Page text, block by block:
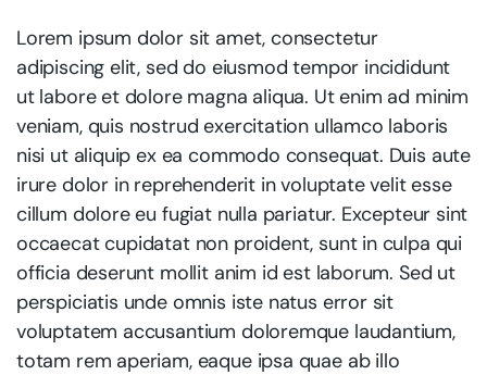
Lorem ipsum dolor sit amet, consectetur
adipiscing elit, sed do eiusmod tempor incididunt
ut labore et dolore magna aliqua. Ut enim ad minim
veniam, quis nostrud exercitation ullamco laboris
nisi ut aliquip ex ea commodo consequat. Duis aute
irure dolor in reprehenderit in voluptate velit esse
cillum dolore eu fugiat nulla pariatur. Excepteur sint
occaecat cupidatat non proident, sunt in culpa qui
officia deserunt mollit anim id est laborum. Sed ut
perspiciatis unde omnis iste natus error sit
voluptatem accusantium doloremque laudantium,
totam rem aperiam, eaque ipsa quae ab illo